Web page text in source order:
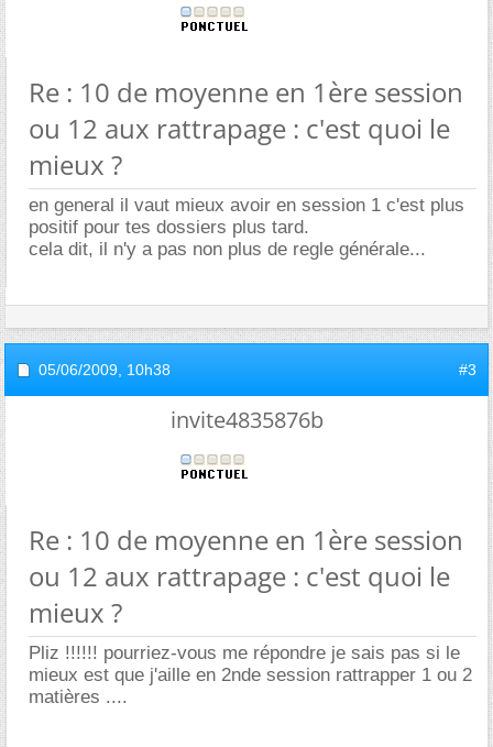
Re : 10 de moyenne en 1ère session
ou 12 aux rattrapage : c'est quoi le
mieux ?
en general il vaut mieux avoir en session 1 c'est plus
positif pour tes dossiers plus tard.
cela dit, il n'y a pas non plus de regle générale...
05/06/2009, 10h38 #3
invite4835876b
Re : 10 de moyenne en 1ère session
ou 12 aux rattrapage : c'est quoi le
mieux ?
Pliz !!!!!! pourriez-vous me répondre je sais pas si le
mieux est que j'aille en 2nde session rattrapper 1 ou 2
matières ....